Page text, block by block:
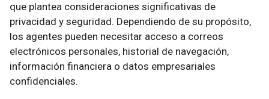
que plantea consideraciones significativas de
privacidad y seguridad. Dependiendo de su propósito,
los agentes pueden necesitar acceso a correos
electrónicos personales, historial de navegación,
información financiera o datos empresariales
confidenciales.